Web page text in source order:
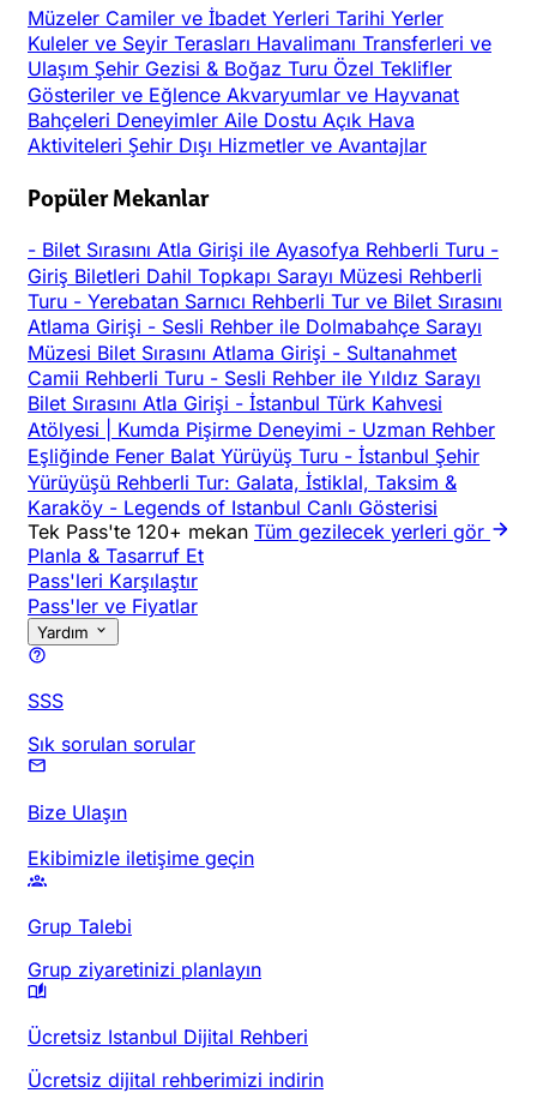
Müzeler Camiler ve İbadet Yerleri Tarihi Yerler
Kuleler ve Seyir Terasları Havalimanı Transferleri ve
Ulaşım Şehir Gezisi & Boğaz Turu Özel Teklifler
Gösteriler ve Eğlence Akvaryumlar ve Hayvanat
Bahçeleri Deneyimler Aile Dostu Açık Hava
Aktiviteleri Şehir Dışı Hizmetler ve Avantajlar
Popüler Mekanlar
- Bilet Sırasını Atla Girişi ile Ayasofya Rehberli Turu -
Giriş Biletleri Dahil Topkapı Sarayı Müzesi Rehberli
Turu - Yerebatan Sarnıcı Rehberli Tur ve Bilet Sırasını
Atlama Girişi - Sesli Rehber ile Dolmabahçe Sarayı
Müzesi Bilet Sırasını Atlama Girişi - Sultanahmet
Camii Rehberli Turu - Sesli Rehber ile Yıldız Sarayı
Bilet Sırasını Atla Girişi - İstanbul Türk Kahvesi
Atölyesi | Kumda Pişirme Deneyimi - Uzman Rehber
Eşliğinde Fener Balat Yürüyüş Turu - İstanbul Şehir
Yürüyüşü Rehberli Tur: Galata, İstiklal, Taksim &
Karaköy - Legends of Istanbul Canlı Gösterisi
Tek Pass'te 120+ mekan Tüm gezilecek yerleri gör
Planla & Tasarruf Et
Pass'leri Karşılaştır
Pass'ler ve Fiyatlar
Yardım
SSS
Sık sorulan sorular
Bize Ulaşın
Ekibimizle iletişime geçin
Grup Talebi
Grup ziyaretinizi planlayın
Ücretsiz Istanbul Dijital Rehberi
Ücretsiz dijital rehberimizi indirin